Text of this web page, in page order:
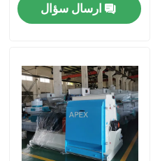
ارسال سؤال